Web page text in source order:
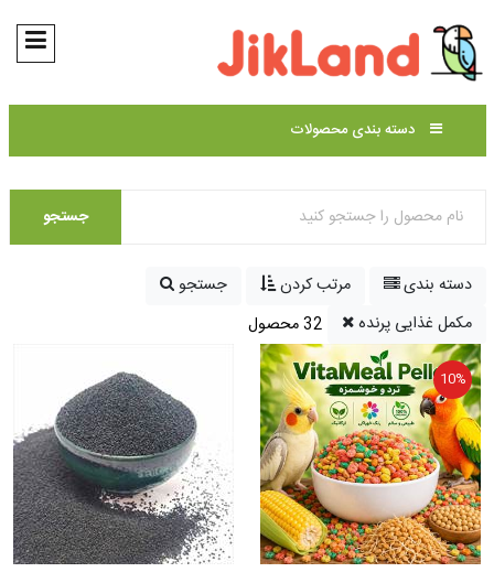
دسته بندی محصولات
جستجو
دسته بندی مرتب کردن
جستجو
مکمل غذایی پرنده
32 محصول
10%